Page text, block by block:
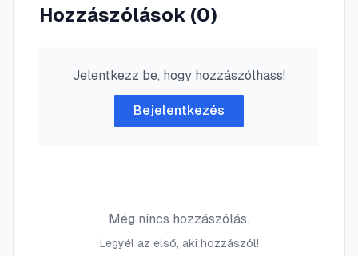
Hozzászólások (0)
Jelentkezz be, hogy hozzászólhass!
Bejelentkezés
Még nincs hozzászólás.
Legyél az első, aki hozzászól!